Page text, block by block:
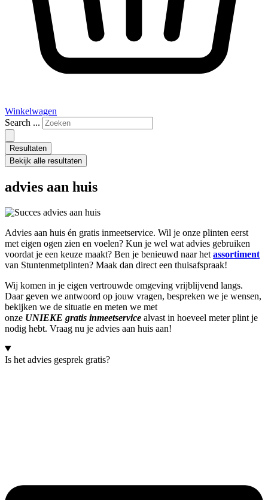
Winkelwagen
Search ...
Resultaten
Bekijk alle resultaten
advies aan huis
Advies aan huis én gratis inmeetservice. Wil je onze plinten eerst
met eigen ogen zien en voelen? Kun je wel wat advies gebruiken
voordat je een keuze maakt? Ben je benieuwd naar het assortiment
van Stuntenmetplinten? Maak dan direct een thuisafspraak!
Wij komen in je eigen vertrouwde omgeving vrijblijvend langs.
Daar geven we antwoord op jouw vragen, bespreken we je wensen,
bekijken we de situatie en meten we met
onze UNIEKE gratis inmeetservice alvast in hoeveel meter plint je
nodig hebt. Vraag nu je advies aan huis aan!
Is het advies gesprek gratis?